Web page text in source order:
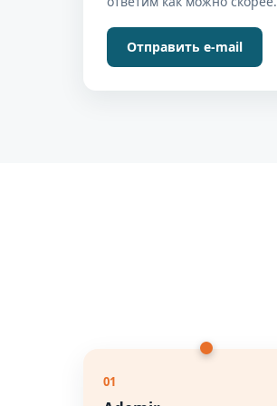
Отправить e-mail
01